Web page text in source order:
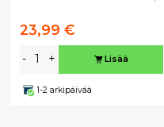
23,99 €
- + Lisää
1-2 arkipäivää